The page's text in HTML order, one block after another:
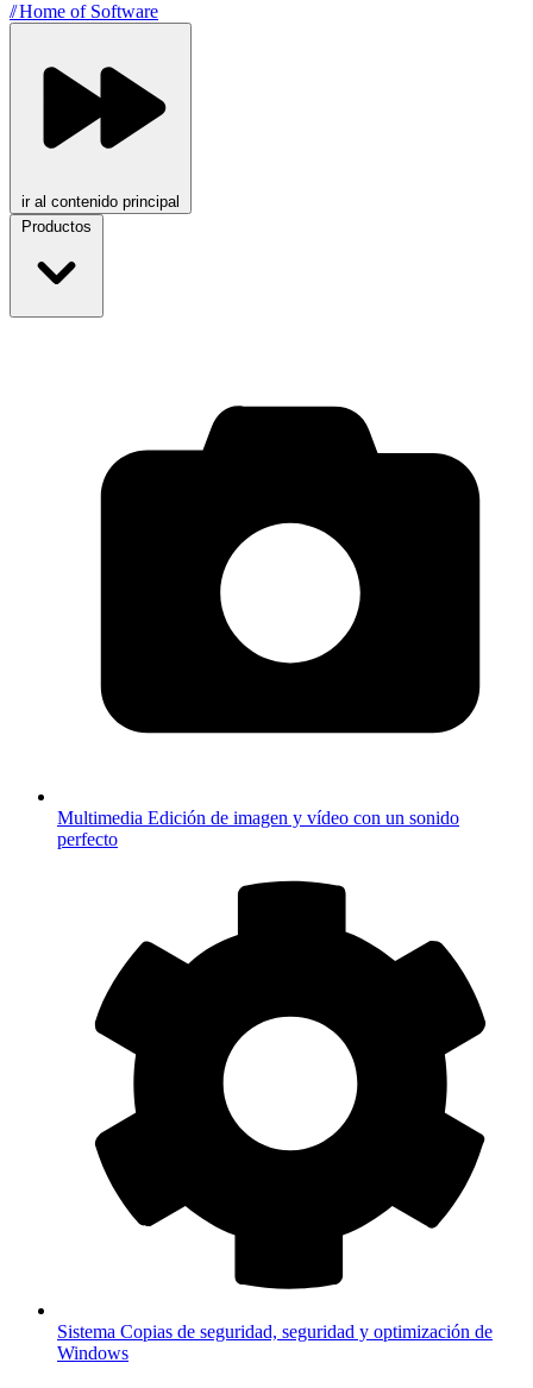
//Home of Software
ir al contenido principal
Productos
Multimedia Edición de imagen y vídeo con un sonido
perfecto
Sistema Copias de seguridad, seguridad y optimización de
Windows